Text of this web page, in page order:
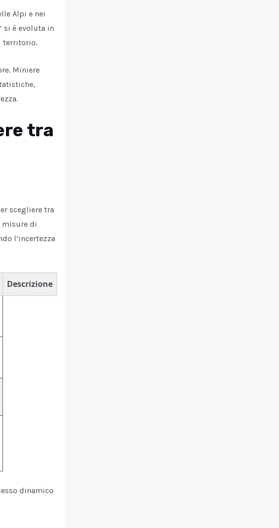
Alpi e nei
si è evoluta in
territorio.
Miniere
tra
scegliere tra
misure di
l’incertezza
Descrizione
dinamico